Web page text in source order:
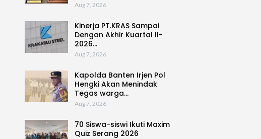
Aug 7, 2026
Kinerja PT.KRAS Sampai
Dengan Akhir Kuartal II-
2026…
Aug 7, 2026
Kapolda Banten Irjen Pol
Hengki Akan Menindak
Tegas warga…
Aug 7, 2026
70 Siswa-siswi Ikuti Maxim
Quiz Serang 2026